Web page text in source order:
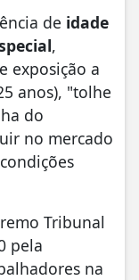
de idade
,
exposição a
anos), "tolhe
do
no mercado
Tribunal
pela
na